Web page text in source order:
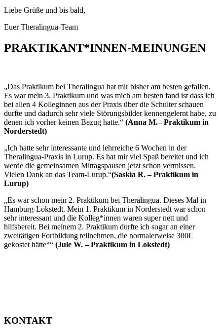
Liebe Grüße und bis bald,
Euer Theralingua-Team
PRAKTIKANT*INNEN-MEINUNGEN
„Das Praktikum bei Theralingua hat mir bisher am besten gefallen.
Es war mein 3. Praktikum und was mich am besten fand ist dass ich
bei allen 4 Kolleginnen aus der Praxis über die Schulter schauen
durfte und dadurch sehr viele Störungsbilder kennengelernt habe, zu
denen ich vorher keinen Bezug hatte.“ (Anna M.– Praktikum in
Norderstedt)
„Ich hatte sehr interessante und lehrreiche 6 Wochen in der
Theralingua-Praxis in Lurup. Es hat mir viel Spaß bereitet und ich
werde die gemeinsamen Mittagspausen jetzt schon vermissen.
Vielen Dank an das Team-Lurup.“(Saskia R. – Praktikum in
Lurup)
„Es war schon mein 2. Praktikum bei Theralingua. Dieses Mal in
Hamburg-Lokstedt. Mein 1. Praktikum in Norderstedt war schon
sehr interessant und die Kolleg*innen waren super nett und
hilfsbereit. Bei meinem 2. Praktikum durfte ich sogar an einer
zweitätigen Fortbildung teilnehmen, die normalerweise 300€
gekostet hätte““ (Jule W. – Praktikum in Lokstedt)
KONTAKT